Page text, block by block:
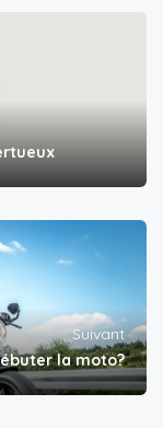
Suivant
la moto?